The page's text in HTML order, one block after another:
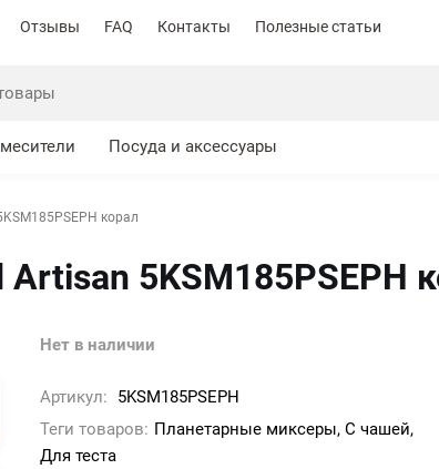
Отзывы FAQ Контакты Полезные статьи
Посуда и аксессуары
корал
5KSM185PSEPH
Нет в наличии
Артикул:
5KSM185PSEPH
Теги товаров: Планетарные миксеры, С чашей,
Для теста